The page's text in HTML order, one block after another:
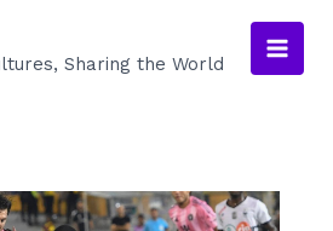
Sharing the World
Main